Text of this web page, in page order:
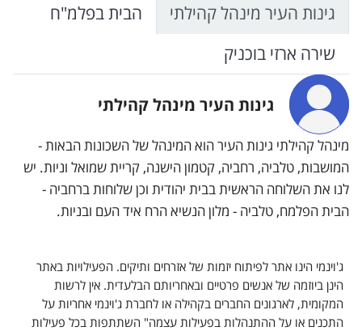
גינות העיר מינהל קהילתי
הבית בפלמ"ח
שירה ארזי בוכניק
גינות העיר מינהל קהילתי
מינהל קהילתי גינות העיר הוא המינהל של השכונות הבאות -
המושבות, טלביה, רחביה, קטמון הישנה, קריית שמואל וניות. יש
לנו את השלוחה הראשית בבית יהודית וכן שלוחות ברחביה -
הבית הפלמח, טלביה - מלון הנשיא הרח איד העם ובניות.
ג'וינמי הינו אתר לפיתוח יזמות של אזרחים ותיקים. הפעילויות באתר
הינן ביוזמה של אנשים פרטיים ובאחריותם הבלעדית. אין לרשות
המקומית, לארגונים החברים בקהילה או לחברת ג'וינמי אחריות על
התכנים או על ההתנהלות בפעילות עצמה" השתתפות בכל פעילות